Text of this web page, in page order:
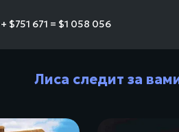
+ $751 671 = $1 058 056
Лиса следит за